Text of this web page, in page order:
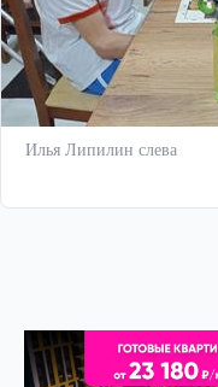
Илья Липилин слева